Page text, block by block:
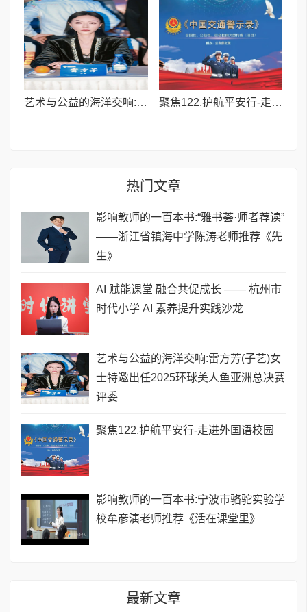
艺术与公益的海洋交响:雷方芳(子艺)女士特邀出任2025环球美人鱼亚洲总决赛评委 聚焦122,护航平安行-走进外国语校园
热门文章
影响教师的一百本书:“雅书荟·师者荐读”
——浙江省镇海中学陈涛老师推荐《先
生》
AI 赋能课堂 融合共促成长 —— 杭州市
时代小学 AI 素养提升实践沙龙
艺术与公益的海洋交响:雷方芳(子艺)女
士特邀出任2025环球美人鱼亚洲总决赛
评委
聚焦122,护航平安行-走进外国语校园
影响教师的一百本书:宁波市骆驼实验学
校牟彦演老师推荐《活在课堂里》
最新文章